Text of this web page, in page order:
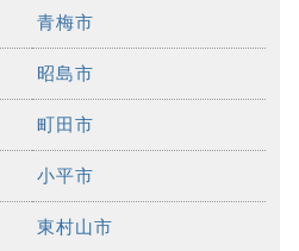
青梅市
昭島市
町田市
小平市
東村山市